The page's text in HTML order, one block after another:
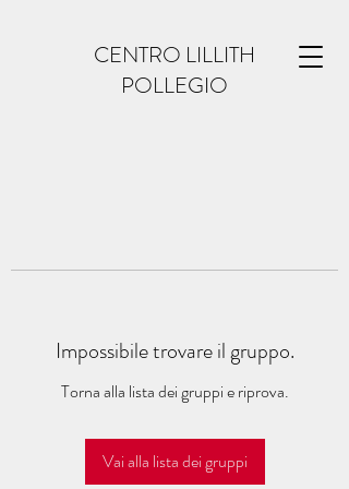
CENTRO LILLITH
POLLEGIO
Impossibile trovare il gruppo.
Torna alla lista dei gruppi e riprova.
Vai alla lista dei gruppi